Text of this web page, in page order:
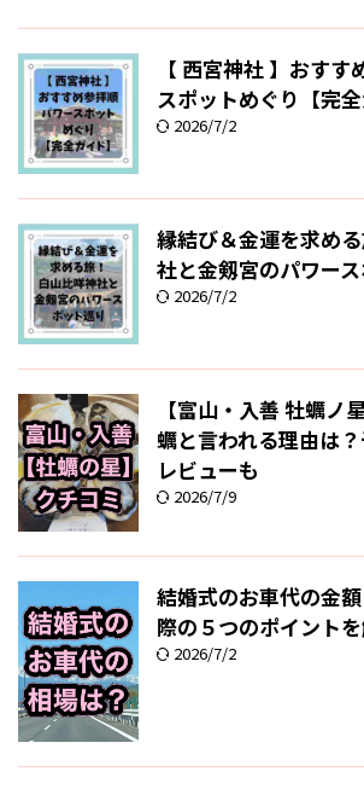
【 西宮神社 】おす
スポットめぐり【完全
2026/7/2
縁結び＆金運を求め
社と金剱宮のパワー
2026/7/2
【富山・入善 牡蠣ノ
蠣と言われる理由は
レビューも
2026/7/9
結婚式のお車代の金
際の５つのポイント
2026/7/2